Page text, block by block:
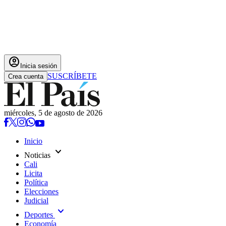
account_circle Inicia sesión
Crea cuenta SUSCRÍBETE
miércoles, 5 de agosto de 2026
Inicio
Noticias expand_more
Cali
Licita
Política
Elecciones
Judicial
Deportes expand_more
Economía